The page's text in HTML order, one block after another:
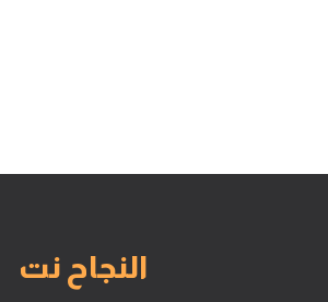
النجاح نت